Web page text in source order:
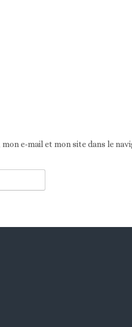
e-mail et mon site dans le